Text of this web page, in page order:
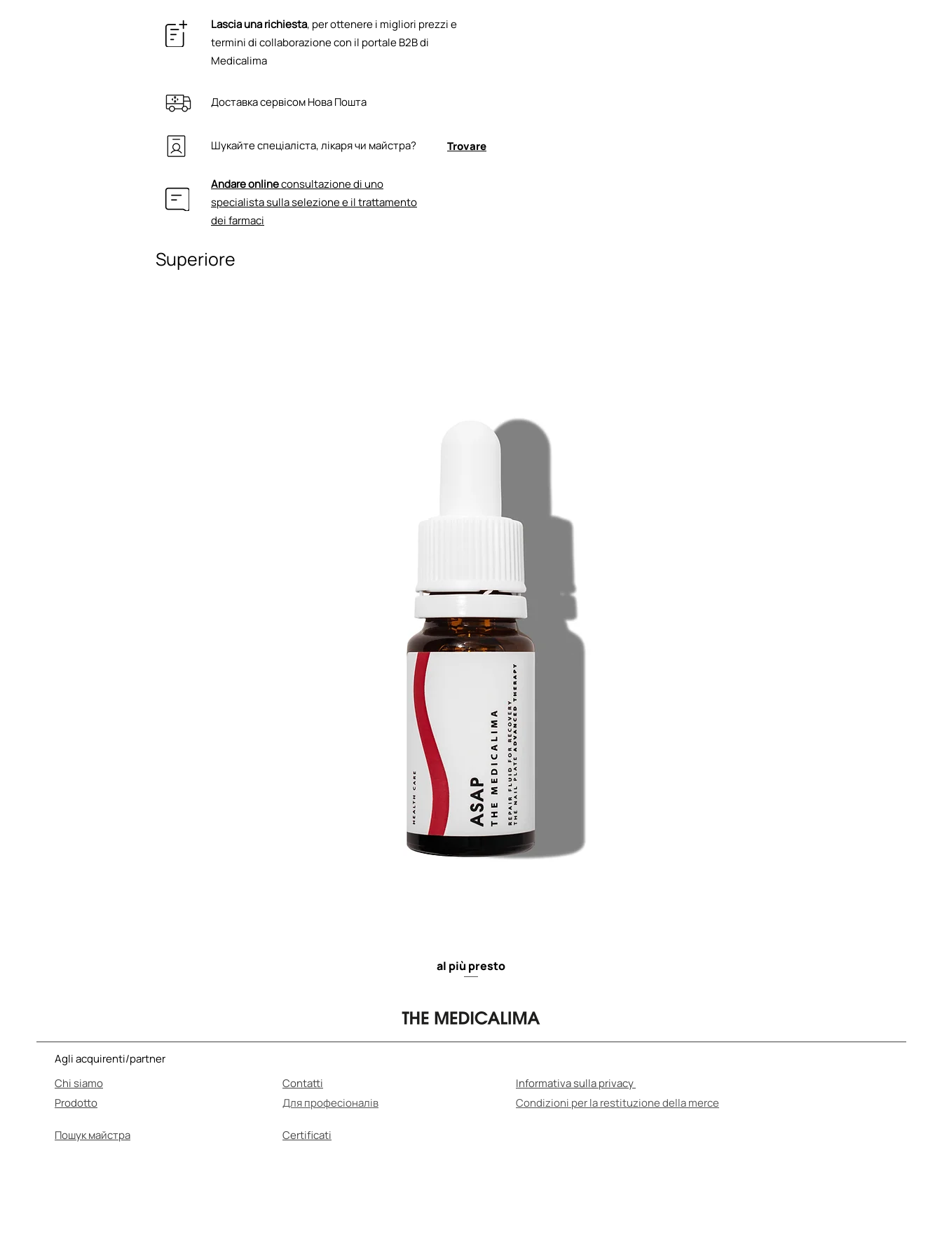
Доставка сервісом Нова Пошта
Шукайте спеціаліста, лікаря чи майстра? Trovare
Lascia una richiesta, per ottenere i migliori prezzi e
termini di collaborazione con il portale B2B di
Medicalima
Andare onlineconsultazione di uno
specialista sulla selezione e il trattamento
dei farmaci
Superiore
al più presto
Agli acquirenti/partner
Chi siamo
Prodotto
Contatti
Для професіоналів
Informativa sulla privacy
Condizioni per la restituzione della merce
Пошук майстра Certificati